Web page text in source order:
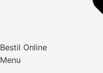
Bestil Online
Menu